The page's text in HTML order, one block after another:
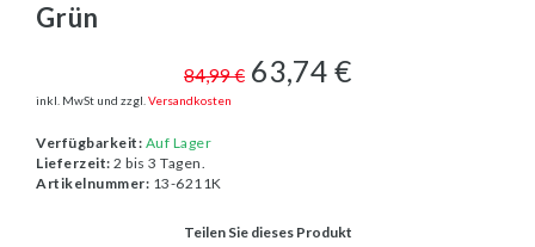
Grün
84,99 € 63,74 €
inkl. MwSt und zzgl. Versandkosten
Verfügbarkeit: Auf Lager
Lieferzeit: 2 bis 3 Tagen.
Artikelnummer: 13-6211K
Teilen Sie dieses Produkt